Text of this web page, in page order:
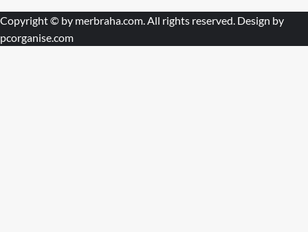
Copyright © by merbraha.com . All rights reserved. Design by
pcorganise.com